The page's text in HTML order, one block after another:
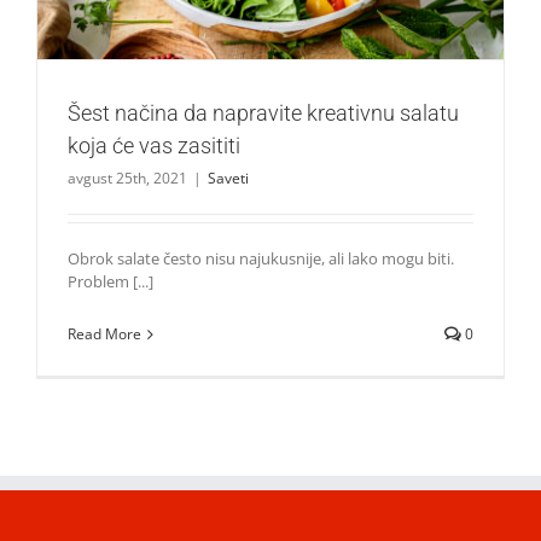
Šest načina da napravite kreativnu salatu
koja će vas zasititi
avgust 25th, 2021 | Saveti
Obrok salate često nisu najukusnije, ali lako mogu biti.
Problem [...]
Read More 0